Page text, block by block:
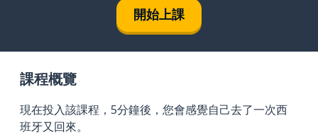
開始上課
課程概覽
現在投入該課程，5分鐘後，您會感覺自己去了一次西
班牙又回來。